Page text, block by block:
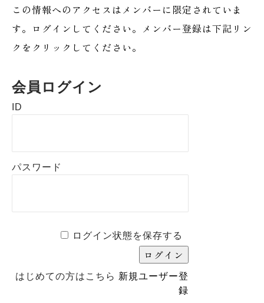
この情報へのアクセスはメンバーに限定されていま
す。ログインしてください。メンバー登録は下記リン
クをクリックしてください。
会員ログイン
ID
パスワード
ログイン状態を保存する
はじめての方はこちら 新規ユーザー登
録